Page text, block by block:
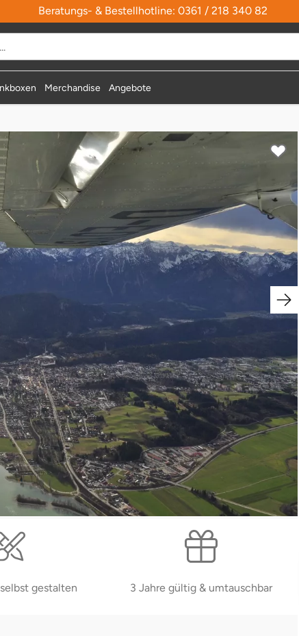
Beratungs- & Bestellhotline: 0361 / 218 340 82
Merchandise Angebote
gestalten 3 Jahre gültig & umtauschbar